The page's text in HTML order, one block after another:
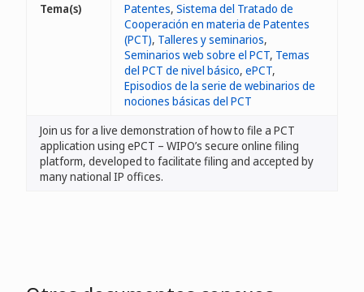
Tema(s)
Patentes, Sistema del Tratado de
Cooperación en materia de Patentes
(PCT), Talleres y seminarios,
Seminarios web sobre el PCT, Temas
del PCT de nivel básico, ePCT,
Episodios de la serie de webinarios de
nociones básicas del PCT
Join us for a live demonstration of how to file a PCT
application using ePCT – WIPO’s secure online filing
platform, developed to facilitate filing and accepted by
many national IP offices.